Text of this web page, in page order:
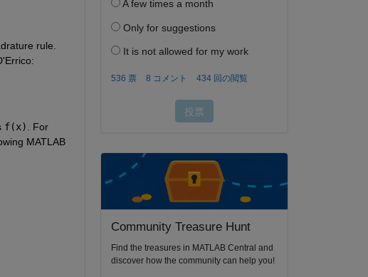
rule.
f(x). For
MATLAB
Community Treasure Hunt
Find the treasures in MATLAB Central and
discover how the community can help you!